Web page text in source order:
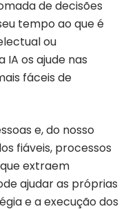
de decisões
tempo ao que é
ou
os ajude nas
fáceis de
e, do nosso
fiáveis, processos
extraem
ajudar as próprias
e a execução dos